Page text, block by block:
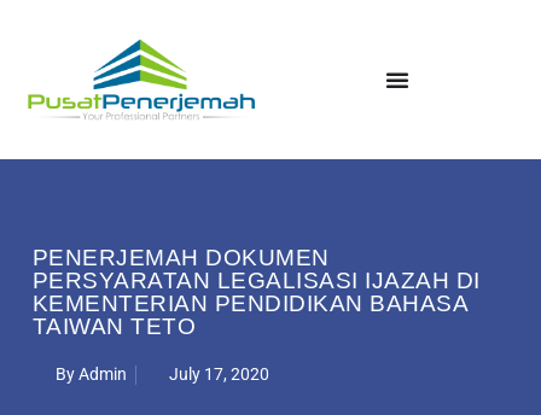
PENERJEMAH DOKUMEN
PERSYARATAN LEGALISASI IJAZAH DI
KEMENTERIAN PENDIDIKAN BAHASA
TAIWAN TETO
ByAdmin July 17, 2020